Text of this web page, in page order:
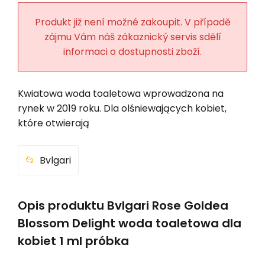
Produkt již není možné zakoupit. V případě
zájmu Vám náš zákaznický servis sdělí
informaci o dostupnosti zboží.
Kwiatowa woda toaletowa wprowadzona na
rynek w 2019 roku. Dla olśniewających kobiet,
które otwierają
Bvlgari
Opis produktu Bvlgari Rose Goldea
Blossom Delight woda toaletowa dla
kobiet 1 ml próbka